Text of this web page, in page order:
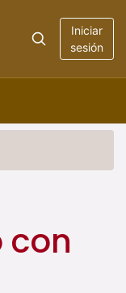
Iniciar
sesión
con